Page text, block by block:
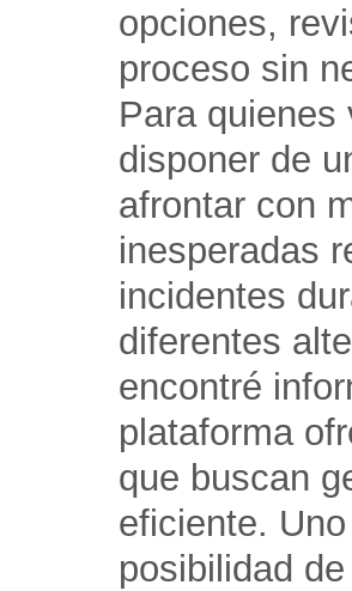
opciones,
proceso sin
Para
disponer de
afrontar con
inesperadas
incidentes
diferentes
encontré
plataforma
que buscan
eficiente.
posibilidad